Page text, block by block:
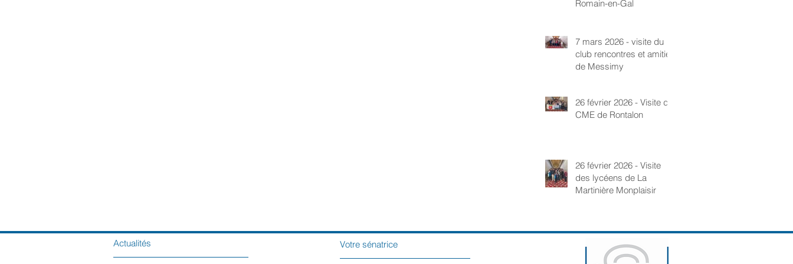
Romain-en-Gal
7 mars 2026 - visite du
club rencontres et amitié
de Messimy
26 février 2026 - Visite du
CME de Rontalon
26 février 2026 - Visite
des lycéens de La
Martinière Monplaisir
Actualités Votre sénatrice